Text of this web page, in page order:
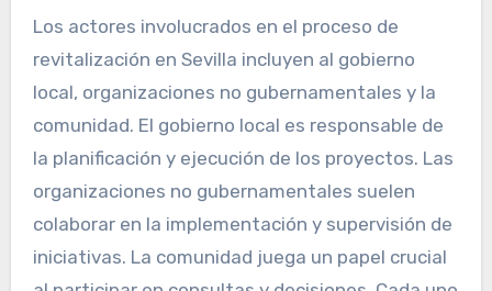
Los actores involucrados en el proceso de
revitalización en Sevilla incluyen al gobierno
local, organizaciones no gubernamentales y la
comunidad. El gobierno local es responsable de
la planificación y ejecución de los proyectos. Las
organizaciones no gubernamentales suelen
colaborar en la implementación y supervisión de
iniciativas. La comunidad juega un papel crucial